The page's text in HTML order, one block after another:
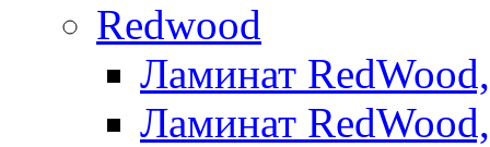
Redwood
Ламинат
Ламинат